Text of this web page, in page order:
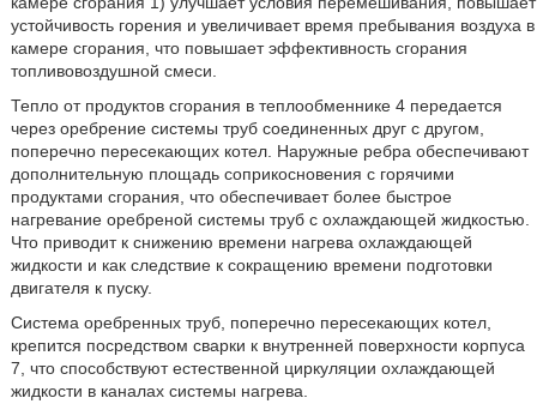
устойчивость горения и увеличивает время пребывания воздуха в
камере сгорания, что повышает эффективность сгорания
топливовоздушной смеси.
Тепло от продуктов сгорания в теплообменнике 4 передается
через оребрение системы труб соединенных друг с другом,
поперечно пересекающих котел. Наружные ребра обеспечивают
дополнительную площадь соприкосновения с горячими
продуктами сгорания, что обеспечивает более быстрое
нагревание оребреной системы труб с охлаждающей жидкостью.
Что приводит к снижению времени нагрева охлаждающей
жидкости и как следствие к сокращению времени подготовки
двигателя к пуску.
Система оребренных труб, поперечно пересекающих котел,
крепится посредством сварки к внутренней поверхности корпуса
7, что способствуют естественной циркуляции охлаждающей
жидкости в каналах системы нагрева.